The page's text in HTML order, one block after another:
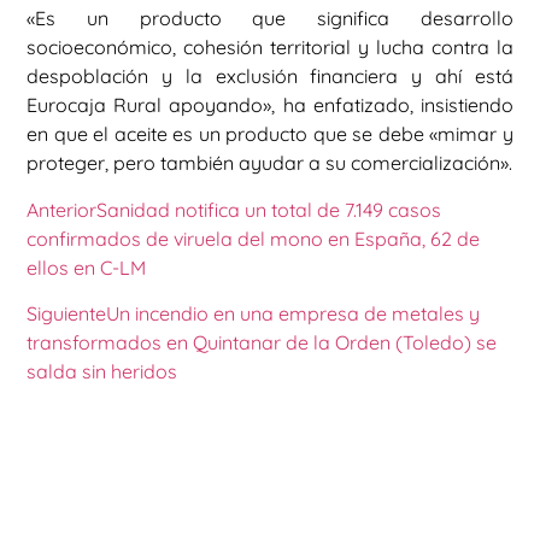
«Es un producto que significa desarrollo
socioeconómico, cohesión territorial y lucha contra la
despoblación y la exclusión financiera y ahí está
Eurocaja Rural apoyando», ha enfatizado, insistiendo
en que el aceite es un producto que se debe «mimar y
proteger, pero también ayudar a su comercialización».
AnteriorSanidad notifica un total de 7.149 casos
confirmados de viruela del mono en España, 62 de
ellos en C-LM
SiguienteUn incendio en una empresa de metales y
transformados en Quintanar de la Orden (Toledo) se
salda sin heridos